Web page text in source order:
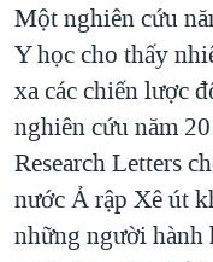
Một nghiên cứu
Y học cho thấy
xa các chiến lược
nghiên cứu năm
Research Letters
nước Ả rập Xê út
những người hành